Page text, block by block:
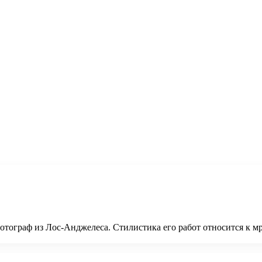
из Лос-Анджелеса. Стилистика его работ относится к